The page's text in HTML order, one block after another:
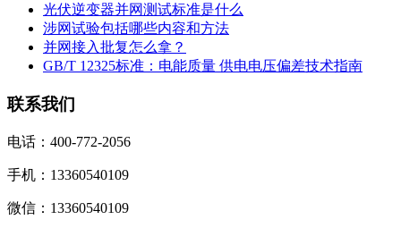
光伏逆变器并网测试标准是什么
涉网试验包括哪些内容和方法
并网接入批复怎么拿？
GB/T 12325标准：电能质量 供电电压偏差技术指南
联系我们
电话：400-772-2056
手机：13360540109
微信：13360540109